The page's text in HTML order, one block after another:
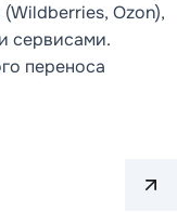
Ozon),
сервисами.
переноса